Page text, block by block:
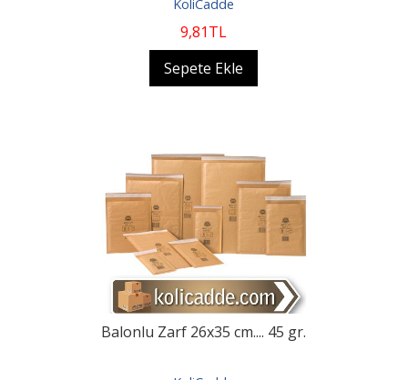
KoliCadde
9,81TL
Sepete Ekle
Balonlu Zarf 26x35 cm.... 45 gr.